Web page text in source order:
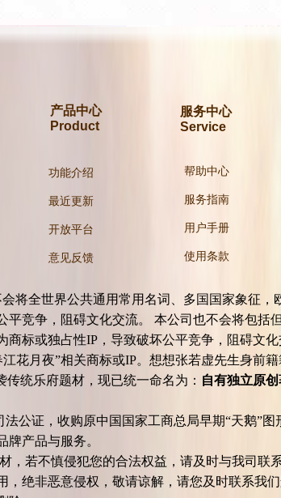
产品中心
Product
功能介绍
最近更新
开放平台
意见反馈
帮助中心
服务指南
用户手册
使用条款
服务中心
Service
全世界公共通用常用名词、多国国家象征，
竞争，阻碍文化交流。 本公司也不会将包括
为商标或独占性IP，导致破坏公平竞争，阻
花月夜”相关商标或IP。想想张若虚先生身前
统乐府题材，现已统一命名为： 自有独立原
公证，收购原中国国家工商总局早期“天鹅”
品牌产品与服务。
若不慎侵犯您的合法权益，请及时与我司联
，绝非恶意侵权，敬请谅解，请您及时联系我